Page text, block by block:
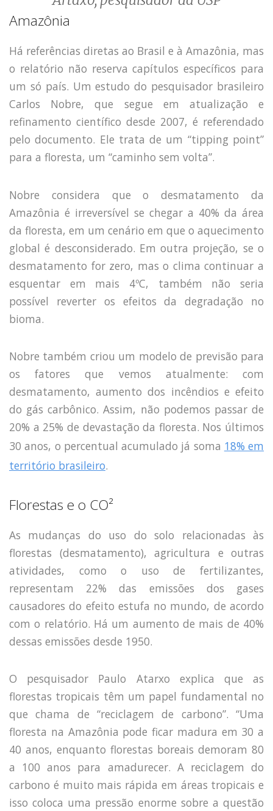
Amazônia
Há referências diretas ao Brasil e à Amazônia, mas
o relatório não reserva capítulos específicos para
um só país. Um estudo do pesquisador brasileiro
Carlos Nobre, que segue em atualização e
refinamento científico desde 2007, é referendado
pelo documento. Ele trata de um “tipping point”
para a floresta, um “caminho sem volta”.
Nobre considera que o desmatamento da
Amazônia é irreversível se chegar a 40% da área
da floresta, em um cenário em que o aquecimento
global é desconsiderado. Em outra projeção, se o
desmatamento for zero, mas o clima continuar a
esquentar em mais 4ºC, também não seria
possível reverter os efeitos da degradação no
bioma.
Nobre também criou um modelo de previsão para
os fatores que vemos atualmente: com
desmatamento, aumento dos incêndios e efeito
do gás carbônico. Assim, não podemos passar de
20% a 25% de devastação da floresta. Nos últimos
30 anos, o percentual acumulado já soma 18% em
território brasileiro.
Florestas e o CO²
As mudanças do uso do solo relacionadas às
florestas (desmatamento), agricultura e outras
atividades, como o uso de fertilizantes,
representam 22% das emissões dos gases
causadores do efeito estufa no mundo, de acordo
com o relatório. Há um aumento de mais de 40%
dessas emissões desde 1950.
O pesquisador Paulo Atarxo explica que as
florestas tropicais têm um papel fundamental no
que chama de “reciclagem de carbono”. “Uma
floresta na Amazônia pode ficar madura em 30 a
40 anos, enquanto florestas boreais demoram 80
a 100 anos para amadurecer. A reciclagem do
carbono é muito mais rápida em áreas tropicais e
isso coloca uma pressão enorme sobre a questão